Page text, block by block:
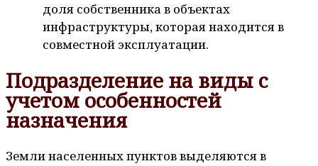
доля собственника в объектах
инфраструктуры, которая находится в
совместной эксплуатации.
Подразделение на виды с
учетом особенностей
назначения
Земли населенных пунктов выделяются в